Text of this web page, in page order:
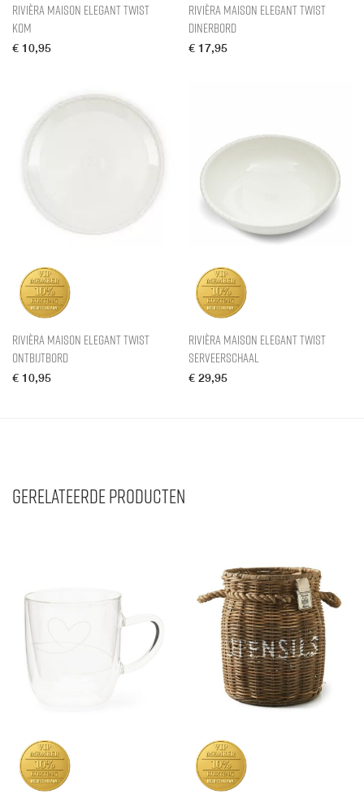
Rivièra Maison Elegant Twist
Kom
€ 10,95
Rivièra Maison Elegant Twist
Dinerbord
€ 17,95
Rivièra Maison Elegant Twist
Ontbijtbord
€ 10,95
Rivièra Maison Elegant Twist
Serveerschaal
€ 29,95
Gerelateerde producten